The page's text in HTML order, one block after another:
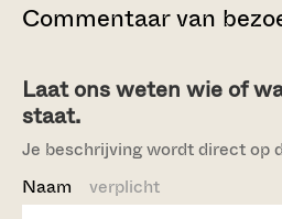
Commentaar van
Laat ons weten wie of
staat.
Je beschrijving wordt direct op
Naam verplicht